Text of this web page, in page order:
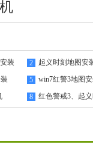
装
2 起义时刻地图安
5 win7红警3地图
8
红色警戒3、起